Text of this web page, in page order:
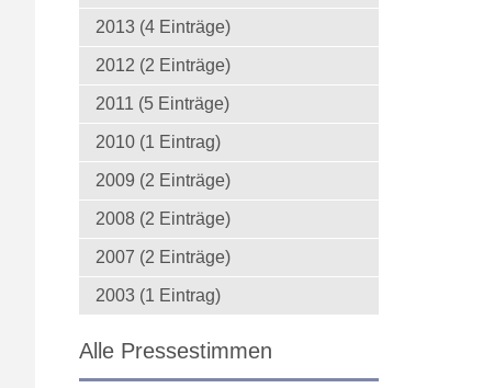
2013 (4 Einträge)
2012 (2 Einträge)
2011 (5 Einträge)
2010 (1 Eintrag)
2009 (2 Einträge)
2008 (2 Einträge)
2007 (2 Einträge)
2003 (1 Eintrag)
Alle Pressestimmen